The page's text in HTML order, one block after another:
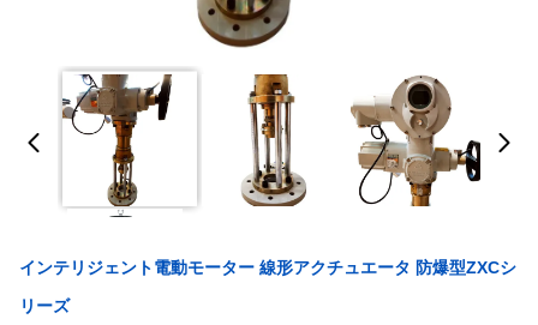
インテリジェント電動モーター 線形アクチュエータ 防爆型ZXCシ
リーズ